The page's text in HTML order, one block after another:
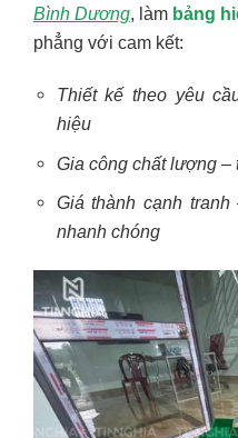
Bình Dương, làm bảng
phẳng với cam kết:
Thiết kế theo yêu
hiệu
Gia công chất lượng –
Giá thành cạnh
nhanh chóng